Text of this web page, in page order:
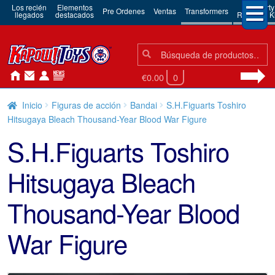
Los recién
llegados
Elementos
destacados Pre Ordenes Ventas Transformers 3rd Party
Robots &
Búsqueda:
Búsqueda
€0.00 0
Inicio Figuras de acción Bandai
S.H.Figuarts Toshiro
Hitsugaya Bleach Thousand-Year Blood War Figure
S.H.Figuarts Toshiro
Hitsugaya Bleach
Thousand-Year Blood
War Figure